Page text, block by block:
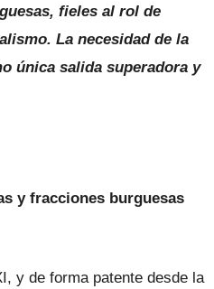
fieles al rol de
La necesidad de la
única salida superadora y
y fracciones burguesas
y de forma patente desde la